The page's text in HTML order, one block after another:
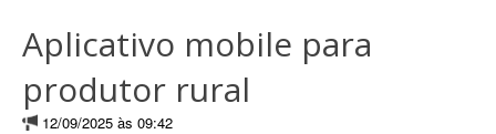
Aplicativo mobile para
produtor rural
12/09/2025 às 09:42